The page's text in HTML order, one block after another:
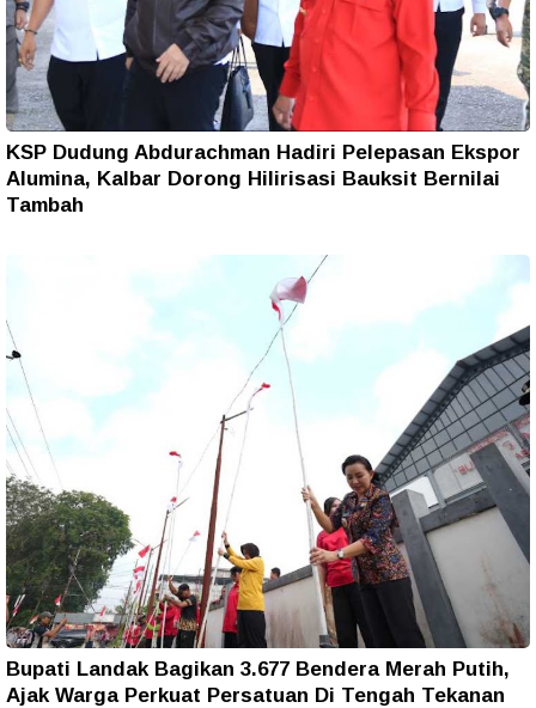
KSP Dudung Abdurachman Hadiri Pelepasan Ekspor
Alumina, Kalbar Dorong Hilirisasi Bauksit Bernilai
Tambah
Bupati Landak Bagikan 3.677 Bendera Merah Putih,
Ajak Warga Perkuat Persatuan Di Tengah Tekanan